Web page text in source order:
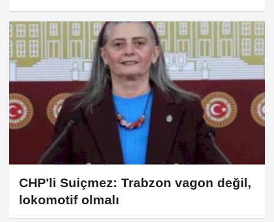
CHP'li Suiçmez: Trabzon vagon değil,
lokomotif olmalı